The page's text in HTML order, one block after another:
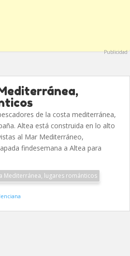
Publicidad
de la costa mediterránea,
Altea está construida en lo alto
al Mar Mediterráneo,
findesemana a Altea para
Mediterránea, lugares románticos